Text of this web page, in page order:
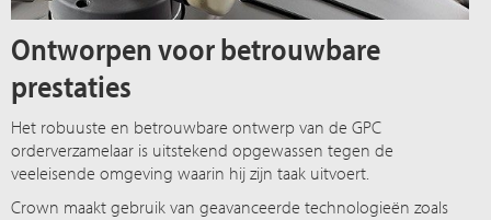
Ontworpen voor betrouwbare
prestaties
Het robuuste en betrouwbare ontwerp van de GPC
orderverzamelaar is uitstekend opgewassen tegen de
veeleisende omgeving waarin hij zijn taak uitvoert.
Crown maakt gebruik van geavanceerde technologieën zoals